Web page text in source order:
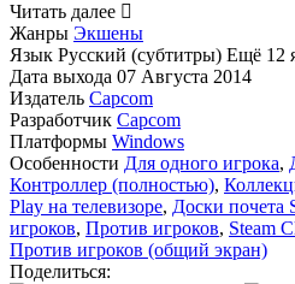
Читать далее
Жанры Экшены
Язык Русский (субтитры) Ещё 12
Дата выхода 07 Августа 2014
Издатель Capcom
Разработчик Capcom
Платформы Windows
Особенности Для одного игрока,
Контроллер (полностью),
Play на телевизоре, Доски почета
игроков, Против игроков, Steam
Против игроков (общий экран)
Поделиться: